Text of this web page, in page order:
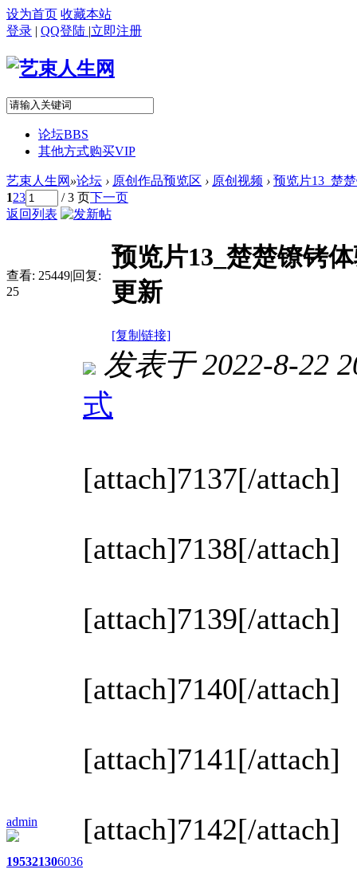
设为首页 收藏本站
登录 | QQ登陆 |立即注册
论坛BBS
其他方式购买VIP
艺束人生网 »论坛 › 原创作品预览区 › 原创视频 › 预览片13_楚
123 / 3 页下一页
返回列表
查看: 25449|回复:
25
预览片13_楚楚镣铐
更新
[复制链接]
admin
195321306036
发表于 2022-8-22
式
[attach]7137[/attach]
[attach]7138[/attach]
[attach]7139[/attach]
[attach]7140[/attach]
[attach]7141[/attach]
[attach]7142[/attach]